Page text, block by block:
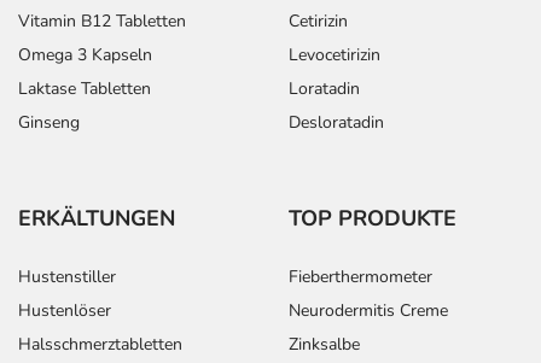
Vitamin B12 Tabletten
Omega 3 Kapseln
Laktase Tabletten
Ginseng
Cetirizin
Levocetirizin
Loratadin
Desloratadin
ERKÄLTUNGEN
Hustenstiller
Hustenlöser
Halsschmerztabletten
TOP PRODUKTE
Fieberthermometer
Neurodermitis Creme
Zinksalbe